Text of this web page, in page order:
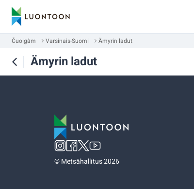
Čuoigâm Varsinais-Suomi Ämyrin ladut
Ämyrin ladut
©Metsähallitus 2026